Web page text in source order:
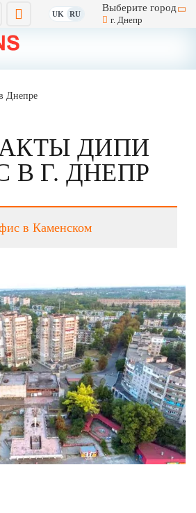
UK RU
Выберите город
г. Днепр
Днепре
ДИПИ
В Г. ДНЕПР
в Каменском